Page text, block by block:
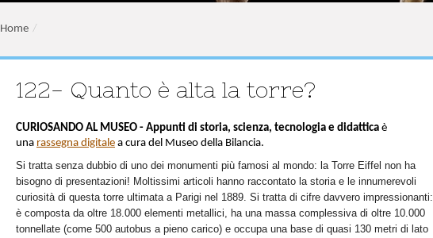
Home /
122- Quanto è alta la torre?
CURIOSANDO AL MUSEO - Appunti di storia, scienza, tecnologia e didattica è
una rassegna digitale a cura del Museo della Bilancia.
Si tratta senza dubbio di uno dei monumenti più famosi al mondo: la Torre Eiffel non ha
bisogno di presentazioni! Moltissimi articoli hanno raccontato la storia e le innumerevoli
curiosità di questa torre ultimata a Parigi nel 1889. Si tratta di cifre davvero impressionanti:
è composta da oltre 18.000 elementi metallici, ha una massa complessiva di oltre 10.000
tonnellate (come 500 autobus a pieno carico) e occupa una base di quasi 130 metri di lato